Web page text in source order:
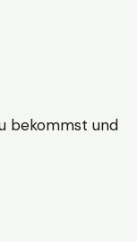
bekommst und